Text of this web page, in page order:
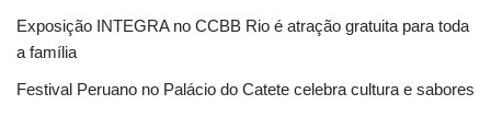
Exposição INTEGRA no CCBB Rio é atração gratuita para toda
a família
Festival Peruano no Palácio do Catete celebra cultura e sabores